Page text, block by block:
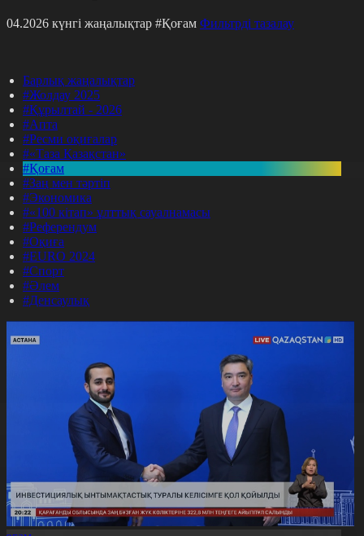
күнгі жаңалықтар #Қоғам Фильтрді тазалау
Барлық жаңалықтар
#Жолдау 2025
#Құрылтай - 2026
#Апта
#Ресми оқиғалар
#«Таза Қазақстан»
#Қоғам
#Заң мен тәртіп
#Экономика
#«100 кітап» ұлттық сауалнамасы
#Референдум
#Оқиға
#EURO 2024
#Спорт
#Әлем
#Денсаулық